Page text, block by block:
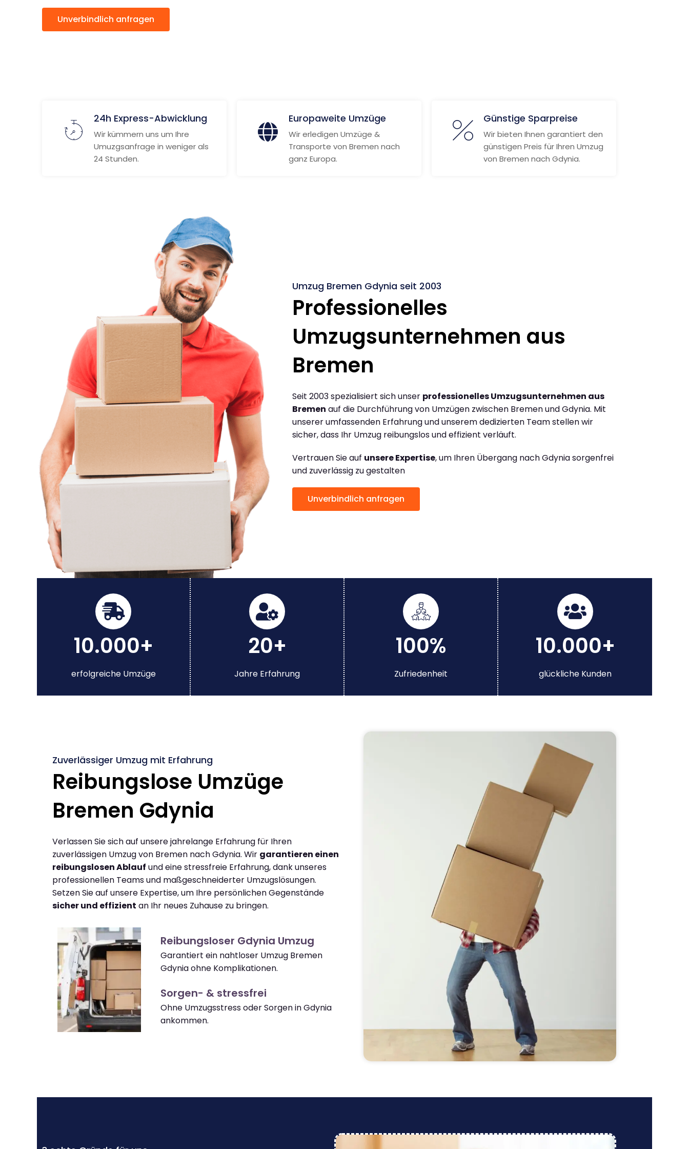
Unverbindlich anfragen
24h Express-Abwicklung
Wir kümmern uns um Ihre
Umuzgsanfrage in weniger als
24 Stunden.
Europaweite Umzüge
Wir erledigen Umzüge &
Transporte von Bremen nach
ganz Europa.
Günstige Sparpreise
Wir bieten Ihnen garantiert den
günstigen Preis für Ihren Umzug
von Bremen nach Gdynia.
Umzug Bremen Gdynia seit 2003
Professionelles
Umzugsunternehmen aus
Bremen
Seit 2003 spezialisiert sich unser professionelles Umzugsunternehmen aus
Bremen auf die Durchführung von Umzügen zwischen Bremen und Gdynia. Mit
unserer umfassenden Erfahrung und unserem dedizierten Team stellen wir
sicher, dass Ihr Umzug reibungslos und effizient verläuft.
Vertrauen Sie auf unsere Expertise, um Ihren Übergang nach Gdynia sorgenfrei
und zuverlässig zu gestalten
Unverbindlich anfragen
10.000+
erfolgreiche Umzüge
20+
Jahre Erfahrung
100%
Zufriedenheit
10.000+
glückliche Kunden
Zuverlässiger Umzug mit Erfahrung
Reibungslose Umzüge
Bremen Gdynia
Verlassen Sie sich auf unsere jahrelange Erfahrung für Ihren
zuverlässigen Umzug von Bremen nach Gdynia. Wir garantieren einen
reibungslosen Ablauf und eine stressfreie Erfahrung, dank unseres
professionellen Teams und maßgeschneiderter Umzugslösungen.
Setzen Sie auf unsere Expertise, um Ihre persönlichen Gegenstände
sicher und effizient an Ihr neues Zuhause zu bringen.
Reibungsloser Gdynia Umzug
Garantiert ein nahtloser Umzug Bremen
Gdynia ohne Komplikationen.
Sorgen- & stressfrei
Ohne Umzugsstress oder Sorgen in Gdynia
ankommen.